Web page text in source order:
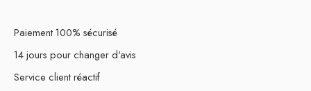
Paiement 100% sécurisé
14 jours pour changer d'avis
Service client réactif